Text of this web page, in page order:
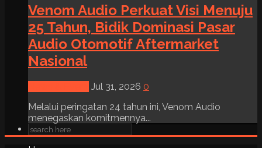
Venom Audio Perkuat Visi Menuju
25 Tahun, Bidik Dominasi Pasar
Audio Otomotif Aftermarket
Nasional
Jul 31, 2026 0
Melalui peringatan 24 tahun ini, Venom Audio
menegaskan komitmennya...